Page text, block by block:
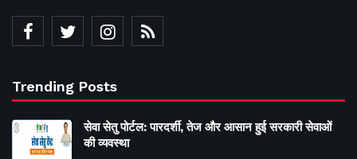
Trending Posts
सेवा सेतु पोर्टल: पारदर्शी, तेज और आसान हुई सरकारी सेवाओं
की व्यवस्था